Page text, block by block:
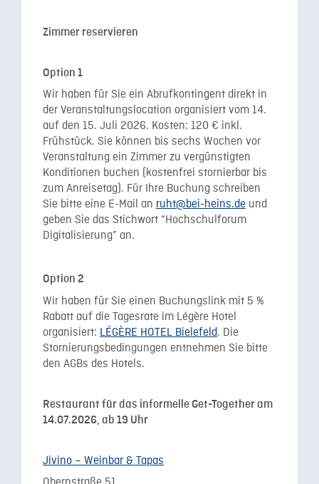
Zimmer reservieren
Option 1
Wir haben für Sie ein Abrufkontingent direkt in
der Veranstaltungslocation organisiert vom 14.
auf den 15. Juli 2026. Kosten: 120 € inkl.
Frühstück. Sie können bis sechs Wochen vor
Veranstaltung ein Zimmer zu vergünstigten
Konditionen buchen (kostenfrei stornierbar bis
zum Anreisetag). Für Ihre Buchung schreiben
Sie bitte eine E-Mail an ruht@bei-heins.de und
geben Sie das Stichwort “Hochschulforum
Digitalisierung” an.
Option 2
Wir haben für Sie einen Buchungslink mit 5 %
Rabatt auf die Tagesrate im Légère Hotel
organisiert: LÉGÈRE HOTEL Bielefeld. Die
Stornierungsbedingungen entnehmen Sie bitte
den AGBs des Hotels.
Restaurant für das informelle Get-Together am
14.07.2026, ab 19 Uhr
Jivino – Weinbar & Tapas